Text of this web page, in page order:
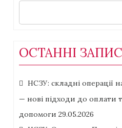
Search
ОСТАННІ
НСЗУ: складні операції
— нові підходи до оплати
допомоги 29.05.2026